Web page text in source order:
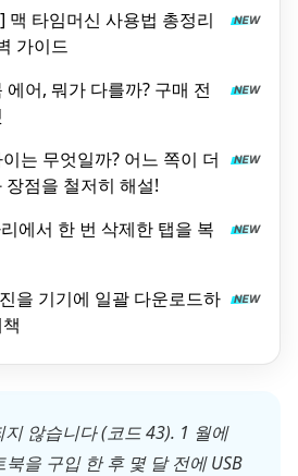
맥 타임머신 사용법 총정리
가이드
어, 뭐가 다를까? 구매 전
는 무엇일까? 어느 쪽이 더
장점을 철저히 해설!
에서 한 번 삭제한 탭을 복
을 기기에 일괄 다운로드하
지 않습니다 (코드 43). 1 월에
을 구입 한 후 몇 달 전에 USB